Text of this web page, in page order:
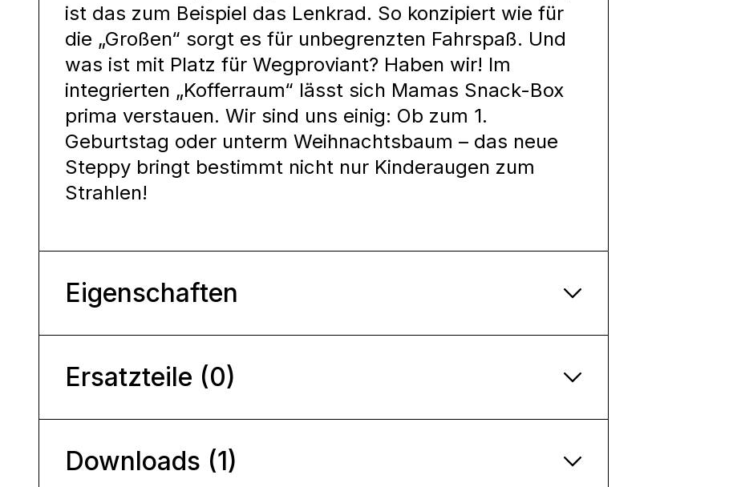
ist das zum Beispiel das Lenkrad. So konzipiert wie für
die „Großen“ sorgt es für unbegrenzten Fahrspaß. Und
was ist mit Platz für Wegproviant? Haben wir! Im
integrierten „Kofferraum“ lässt sich Mamas Snack-Box
prima verstauen. Wir sind uns einig: Ob zum 1.
Geburtstag oder unterm Weihnachtsbaum – das neue
Steppy bringt bestimmt nicht nur Kinderaugen zum
Strahlen!
Eigenschaften
Ersatzteile (0)
Downloads (1)